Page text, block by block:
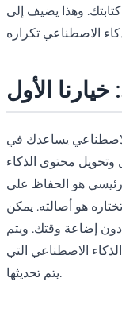
وهذا يضيف إلى
الأول
يساعدك في
وتحويل محتوى الذكاء
هو الحفاظ على
هو أصالته. يمكن
إضاعة وقتك. ويتم
الاصطناعي التي
يتم تحديثها.